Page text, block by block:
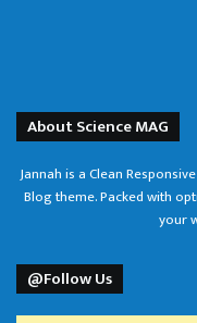
About Science MAG
Jannah is a Clean
Blog theme. Packed with
your
@Follow Us